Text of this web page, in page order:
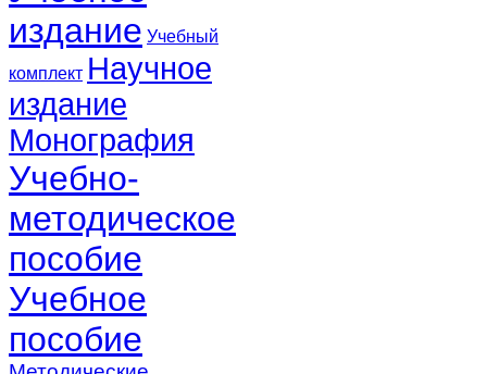
издание Учебный
комплект Научное
издание
Монография
Учебно-
методическое
пособие
Учебное
пособие